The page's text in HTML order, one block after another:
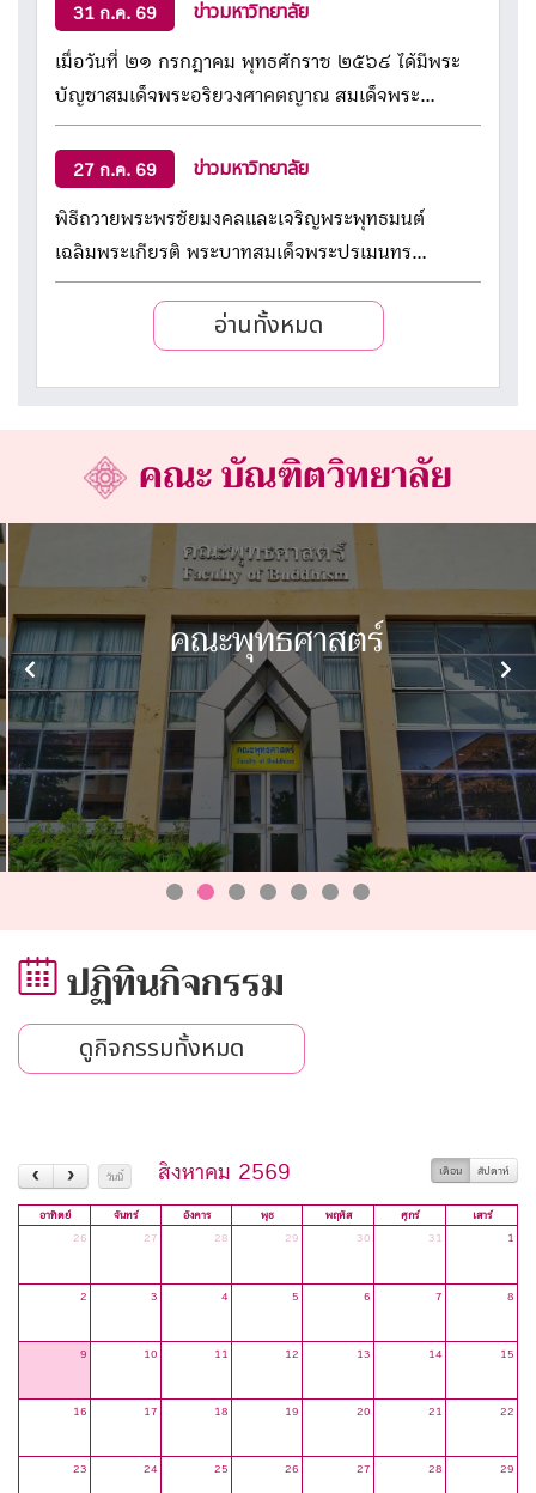
31 ก.ค. 69 ข่าวมหาวิทยาลัย
เมื่อวันที่ ๒๑ กรกฎาคม พุทธศักราช ๒๕๖๙ ได้มีพระ
บัญชาสมเด็จพระอริยวงศาคตญาณ สมเด็จพระ
สังฆราช สกลมหาสังฆปริณายก แต่งตั้ง พระพรหมวัชร
ธีราจารย์ (สมจินต์ สมฺมาปญฺโญ) ดำรงตำแหน่ง
โดยให้มีผลตั้งแต่ วันที่ ๙ สิงหาคม พ.ศ. ๒๕๖๙ เป็นต้น
ไป
27 ก.ค. 69 ข่าวมหาวิทยาลัย
พิธีถวายพระพรชัยมงคลและเจริญพระพุทธมนต์
เฉลิมพระเกียรติ พระบาทสมเด็จพระปรเมนทร
รามาธิบดีศรีสินทรมหาวชิราลงกรณฯ พระวชิรเกล้าเจ้า
อยู่หัว เนื่องในโอกาสวันเฉลิมพระชนมพรรษา ๗๔
อ่านทั้งหมด
คณะ บัณฑิตวิทยาลัย
คณะพุทธศาสตร์
ปฏิทินกิจกรรม
ดูกิจกรรมทั้งหมด
วันนี้ เดือน สัปดาห์
สิงหาคม 2569
อาทิตย์ จันทร์ อังคาร พุธ พฤหัส ศุกร์
เสาร์
26
27 28 29 30 31 1
2 3 4 5 6 7 8
9 10 11 12 13 14 15
16 17 18 19 20 21 22
23 24 25 26 27 28 29